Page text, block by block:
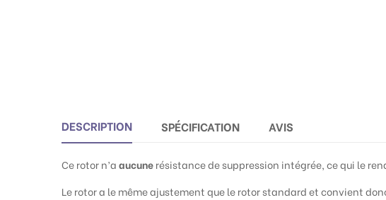
DESCRIPTION SPÉCIFICATION AVIS
Ce rotor n’aaucunerésistance de suppression intégrée, ce qui le
Le rotor a le même ajustement que le rotor standard et convient